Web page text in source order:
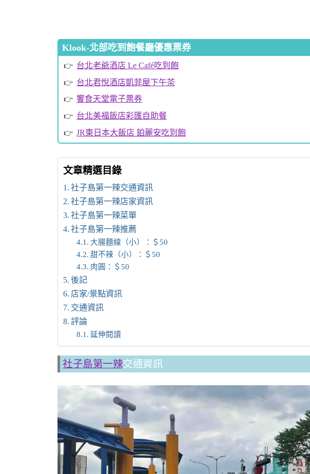
Klook-北部吃到飽餐廳優惠票券
台北老爺酒店 Le Café吃到飽
台北君悅酒店凱菲屋下午茶
饗食天堂電子票券
台北美福飯店彩匯自助餐
JR東日本大飯店 鉑麗安吃到飽
文章精選目錄
社子島第一辣交通資訊
社子島第一辣店家資訊
社子島第一辣菜單
社子島第一辣推薦
大腸麵線（小）：＄50
甜不辣（小）：＄50
肉圓：＄50
後記
店家/景點資訊
交通資訊
評論
延伸閱讀
社子島第一辣交通資訊